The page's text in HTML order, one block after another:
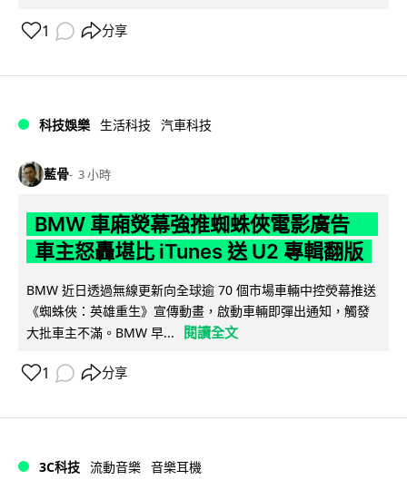
1 分享
科技娛樂 生活科技 汽車科技
藍骨 3 小時
BMW 車廂熒幕強推蜘蛛俠電影廣告
車主怒轟堪比 iTunes 送 U2 專輯翻版
BMW 近日透過無線更新向全球逾 70 個市場車輛中控熒幕推送
《蜘蛛俠：英雄重生》宣傳動畫，啟動車輛即彈出通知，觸發
大批車主不滿。BMW 早...
閱讀全文
1 分享
3C科技 流動音樂 音樂耳機